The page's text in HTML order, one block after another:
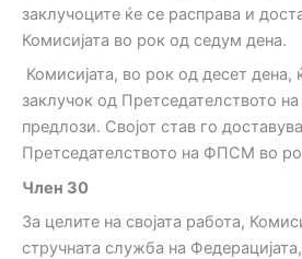
заклучоците ќе се расправа и
Комисијата во рок од седум дена.
Комисијата, во рок од десет дена,
заклучок од Претседателството
предлози. Својот став го
Претседателството на ФПСМ во
Член 30
За целите на својата работа,
стручната служба на